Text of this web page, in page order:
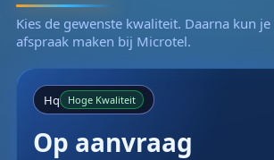
Kies de gewenste kwaliteit. Daarna kun
afspraak maken bij Microtel.
Hq Hoge Kwaliteit
Op aanvraag